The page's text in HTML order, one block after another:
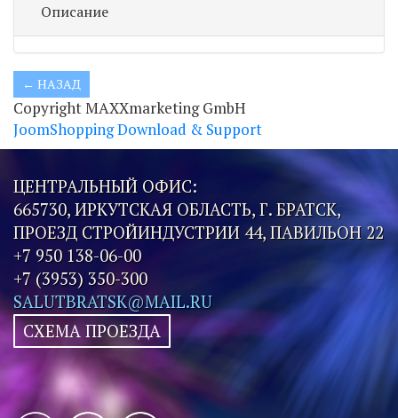
Описание
Copyright MAXXmarketing GmbH
JoomShopping Download & Support
ЦЕНТРАЛЬНЫЙ ОФИС:
665730, ИРКУТСКАЯ ОБЛАСТЬ, Г. БРАТСК,
ПРОЕЗД СТРОЙИНДУСТРИИ 44, ПАВИЛЬОН 22
+7 950 138-06-00
+7 (3953) 350-300
SALUTBRATSK@MAIL.RU
СХЕМА ПРОЕЗДА